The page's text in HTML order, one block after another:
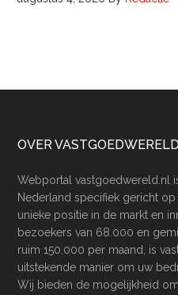
Footer
OVER
Webportal vastgoedwereld.nl
Nederland specifiek gericht
unieke positie in de markt en
bezoekers van 68.000 en
ruim 150.000 per maand, is
uitstekende manier om uw
Wij bieden de mogelijkheid